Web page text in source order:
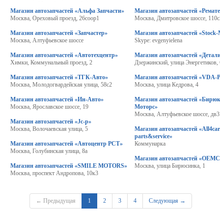
Магазин автозапчастей «Альфа Запчасти»
Москва, Ореховый проезд, 26соор1
Магазин автозапчастей «Запчастер»
Москва, Алтуфьевское шоссе
Магазин автозапчастей «Автотехцентр»
Химки, Коммунальный проезд, 2
Магазин автозапчастей «ТГК-Авто»
Москва, Молодогвардейская улица, 58с2
Магазин автозапчастей «Ин-Авто»
Москва, Ярославское шоссе, 19
Магазин автозапчастей «Jc-p»
Москва, Волочаевская улица, 5
Магазин автозапчастей «Автоцентр РСТ»
Москва, Голубинская улица, 8а
Магазин автозапчастей «SMILE MOTORS»
Москва, проспект Андропова, 10к3
Магазин автозапчастей
Москва, Дмитровское шоссе,
Магазин автозапчастей
Skype: evgenyielena
Магазин автозапчастей
Дзержинский, улица Энергетиков,
Магазин автозапчастей «VDA-
Москва, улица Кедрова, 4
Магазин автозапчастей
Моторс»
Москва, Алтуфьевское шоссе,
Магазин автозапчастей «All4car
parts&service»
Коммунарка
Магазин автозапчастей
Москва, улица Бирюсинка, 1
← Предыдущая 1 2 3 4 Следующая →